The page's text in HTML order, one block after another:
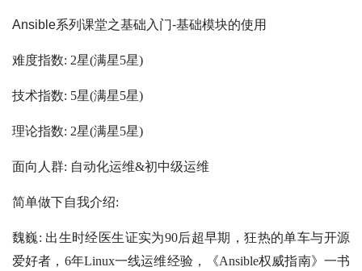
Ansible系列课堂之基础入门-基础模块的使用
难度指数: 2星(满星5星)
技术指数: 5星(满星5星)
理论指数: 2星(满星5星)
面向人群: 自动化运维&初中级运维
简单做下自我介绍:
魏巍: 出生时经医生证实为90后超早期，狂热的单车与开源
爱好者，6年Linux一线运维经验，《Ansible权威指南》一书